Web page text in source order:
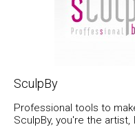
SculpBy
Professional tools to
SculpBy, you're the artist,